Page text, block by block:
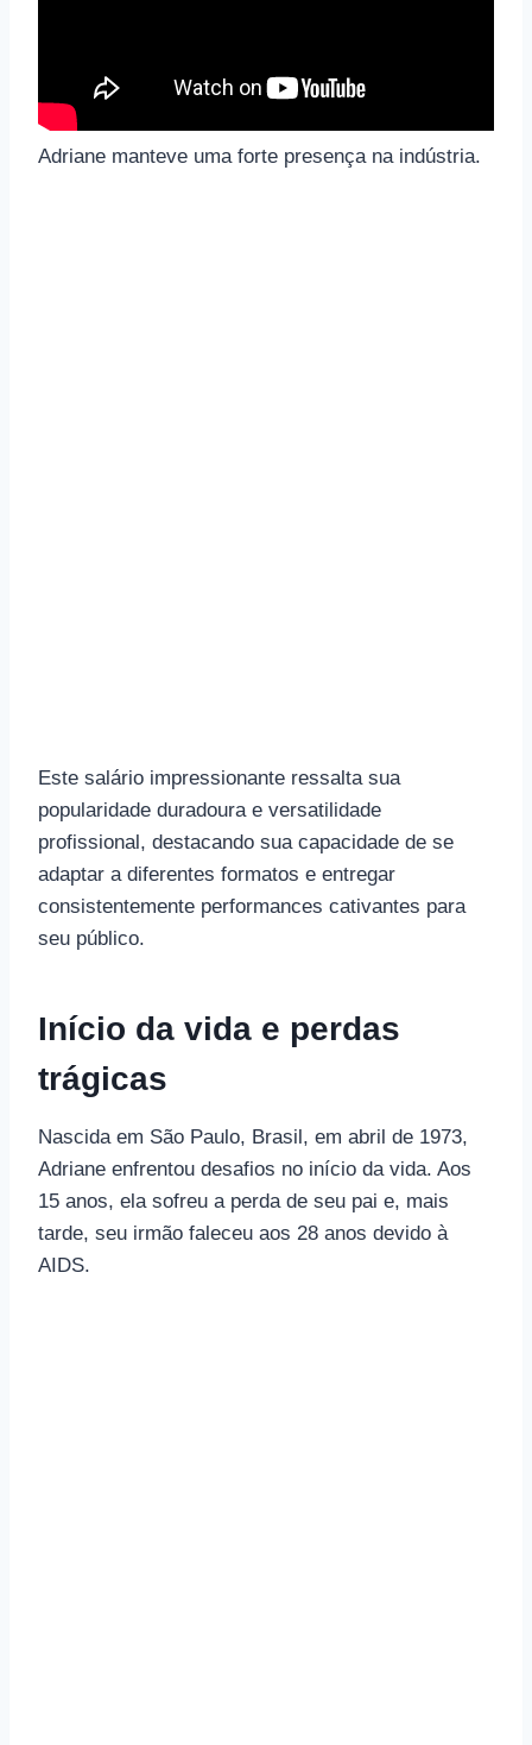
Adriane manteve uma forte presença na indústria.
Este salário impressionante ressalta sua
popularidade duradoura e versatilidade
profissional, destacando sua capacidade de se
adaptar a diferentes formatos e entregar
consistentemente performances cativantes para
seu público.
Início da vida e perdas
trágicas
Nascida em São Paulo, Brasil, em abril de 1973,
Adriane enfrentou desafios no início da vida. Aos
15 anos, ela sofreu a perda de seu pai e, mais
tarde, seu irmão faleceu aos 28 anos devido à
AIDS.